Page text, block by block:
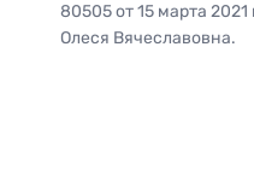
80505 от 15 марта
Олеся Вячеславовна.